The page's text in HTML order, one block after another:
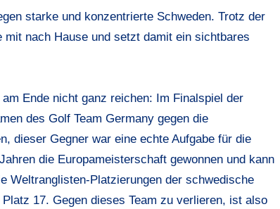
starke und konzentrierte Schweden. Trotz der
nach Hause und setzt damit ein sichtbares
Ende nicht ganz reichen: Im Finalspiel der
des Golf Team Germany gegen die
dieser Gegner war eine echte Aufgabe für die
die Europameisterschaft gewonnen und kann
Weltranglisten-Platzierungen der schwedische
17. Gegen dieses Team zu verlieren, ist also